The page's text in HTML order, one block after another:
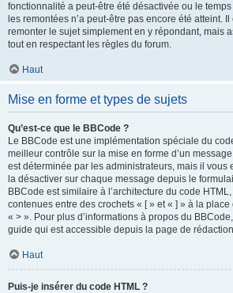
fonctionnalité a peut-être été désactivée ou le
les remontées n’a peut-être pas encore été atteint.
remonter le sujet simplement en y répondant, mais
tout en respectant les règles du forum.
Haut
Mise en forme et types de sujets
Qu’est-ce que le BBCode ?
Le BBCode est une implémentation spéciale du
meilleur contrôle sur la mise en forme d’un
est déterminée par les administrateurs, mais il vous
la désactiver sur chaque message depuis le
BBCode est similaire à l’architecture du code
contenues entre des crochets « [ » et « ] » à la
« > ». Pour plus d’informations à propos du
guide qui est accessible depuis la page de
Haut
Puis-je insérer du code HTML ?